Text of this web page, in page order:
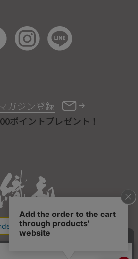
STORE
ガジン登録
ポイントプレゼント！